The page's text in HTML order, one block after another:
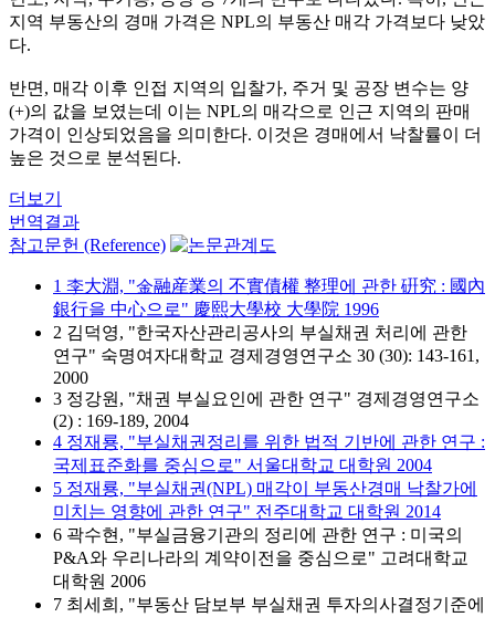
지역 부동산의 경매 가격은 NPL의 부동산 매각 가격보다 낮았
다.
반면, 매각 이후 인접 지역의 입찰가, 주거 및 공장 변수는 양
(+)의 값을 보였는데 이는 NPL의 매각으로 인근 지역의 판매
가격이 인상되었음을 의미한다. 이것은 경매에서 낙찰률이 더
높은 것으로 분석된다.
더보기
번역결과
참고문헌 (Reference)
1 李大淵, "金融産業의 不實債權 整理에 관한 硏究 : 國內
銀行을 中心으로" 慶熙大學校 大學院 1996
2 김덕영, "한국자산관리공사의 부실채권 처리에 관한
연구" 숙명여자대학교 경제경영연구소 30 (30): 143-161,
2000
3 정강원, "채권 부실요인에 관한 연구" 경제경영연구소
(2) : 169-189, 2004
4 정재룡, "부실채권정리를 위한 법적 기반에 관한 연구 :
국제표준화를 중심으로" 서울대학교 대학원 2004
5 정재룡, "부실채권(NPL) 매각이 부동산경매 낙찰가에
미치는 영향에 관한 연구" 전주대학교 대학원 2014
6 곽수현, "부실금융기관의 정리에 관한 연구 : 미국의
P&A와 우리나라의 계약이전을 중심으로" 고려대학교
대학원 2006
7 최세희, "부동산 담보부 부실채권 투자의사결정기준에